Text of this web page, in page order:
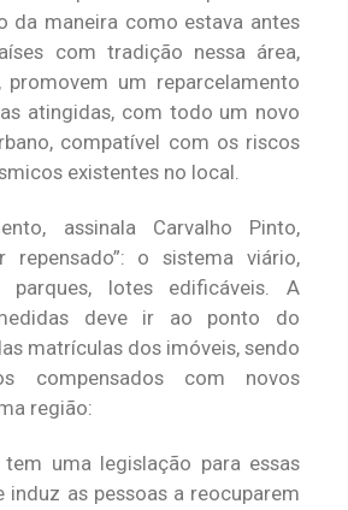
da maneira como estava antes
com tradição nessa área,
um reparcelamento
atingidas, com todo um novo
compatível com os riscos
existentes no local.
assinala Carvalho Pinto,
repensado”: o sistema viário,
parques, lotes edificáveis. A
deve ir ao ponto do
matrículas dos imóveis, sendo
compensados com novos
região:
uma legislação para essas
induz as pessoas a reocuparem